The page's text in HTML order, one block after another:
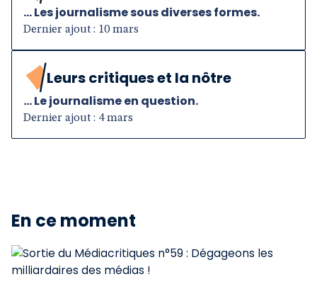
... Les journalisme sous diverses formes.
Dernier ajout : 10 mars
Leurs critiques et la nôtre
... Le journalisme en question.
Dernier ajout : 4 mars
En ce moment